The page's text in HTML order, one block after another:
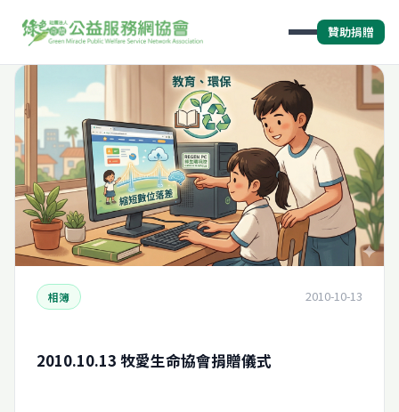
贊助捐贈
相簿 2010-10-13
2010.10.13 牧愛生命協會捐贈儀式